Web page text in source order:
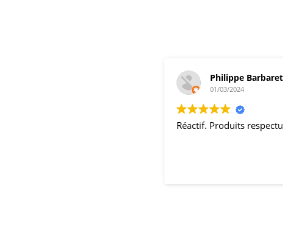
Réactif. Produits respectueux de l'environnement